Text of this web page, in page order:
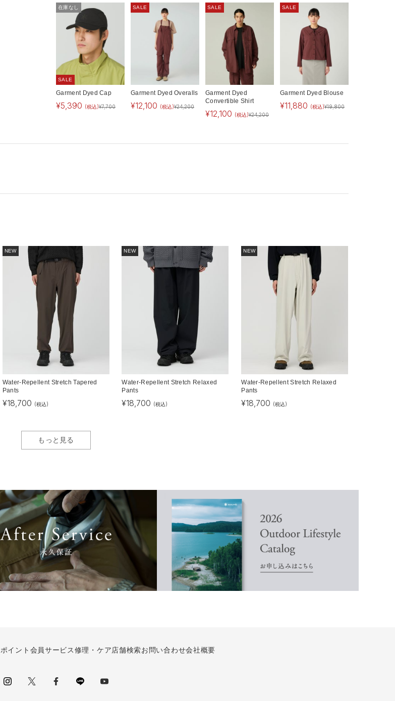
在庫なし
SALE
Garment Dyed Cap
¥5,390 (税込)¥7,700
SALE
Garment Dyed Overalls
¥12,100 (税込)¥24,200
SALE
Garment Dyed
Convertible Shirt
¥12,100 (税込)¥24,200
SALE
Garment Dyed Blouse
¥11,880 (税込)¥19,800
NEW
Water-Repellent Stretch Tapered
Pants
¥18,700 (税込)
NEW
Water-Repellent Stretch Relaxed
Pants
¥18,700 (税込)
NEW
Water-Repellent Stretch Relaxed
Pants
¥18,700 (税込)
もっと見る
ポイント会員サービス修理・ケア店舗検索お問い合わせ会社概要